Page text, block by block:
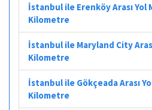
İstanbul ile Erenköy Arası Yol
Kilometre
İstanbul ile Maryland City
Kilometre
İstanbul ile Gökçeada Arası
Kilometre